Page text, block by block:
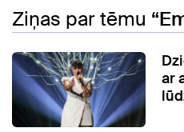
Ziņas par tēmu
ar